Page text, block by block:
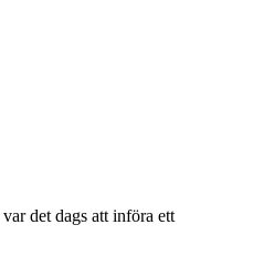
det dags att införa ett